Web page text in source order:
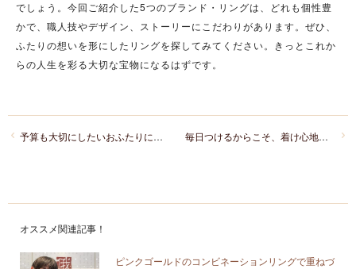
でしょう。今回ご紹介した5つのブランド・リングは、どれも個性豊
かで、職人技やデザイン、ストーリーにこだわりがあります。ぜひ、
ふたりの想いを形にしたリングを探してみてください。きっとこれか
らの人生を彩る大切な宝物になるはずです。
毎日つけるからこそ、着け心地の良さで選びたい結婚指輪
予算も大切にしたいおふたりに。ペアで10万～20万以内で選べる結婚指輪をご紹介
オススメ関連記事！
ピンクゴールドのコンビネーションリングで重ねづ